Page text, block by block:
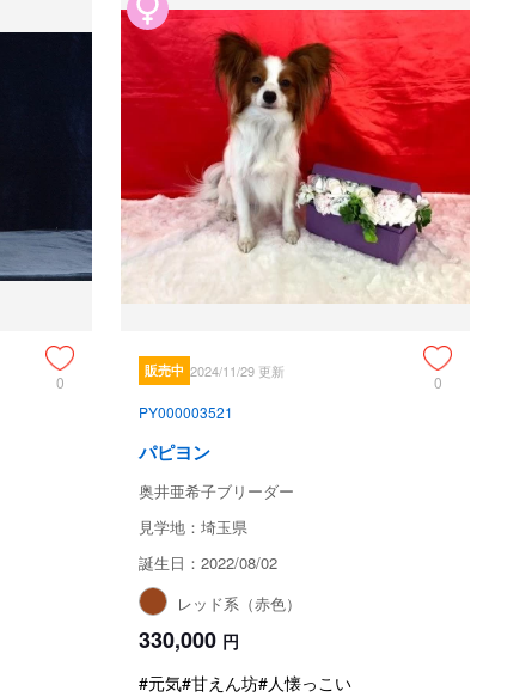
0
販売中 2024/11/29 更新
0
PY000003521
パピヨン
奥井亜希子ブリーダー
見学地：埼玉県
誕生日：2022/08/02
レッド系（赤色）
330,000 円
#元気#甘えん坊#人懐っこい